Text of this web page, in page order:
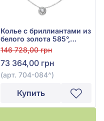
Колье с бриллиантами из
белого золота 585°,
0,34ct, арт. 704-084
146 728,00 грн
73 364,00 грн
(арт. 704-084^)
Купить